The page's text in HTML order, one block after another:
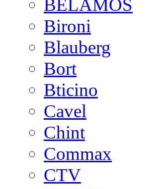
BELAMOS
Bironi
Blauberg
Bort
Bticino
Cavel
Chint
Commax
CTV